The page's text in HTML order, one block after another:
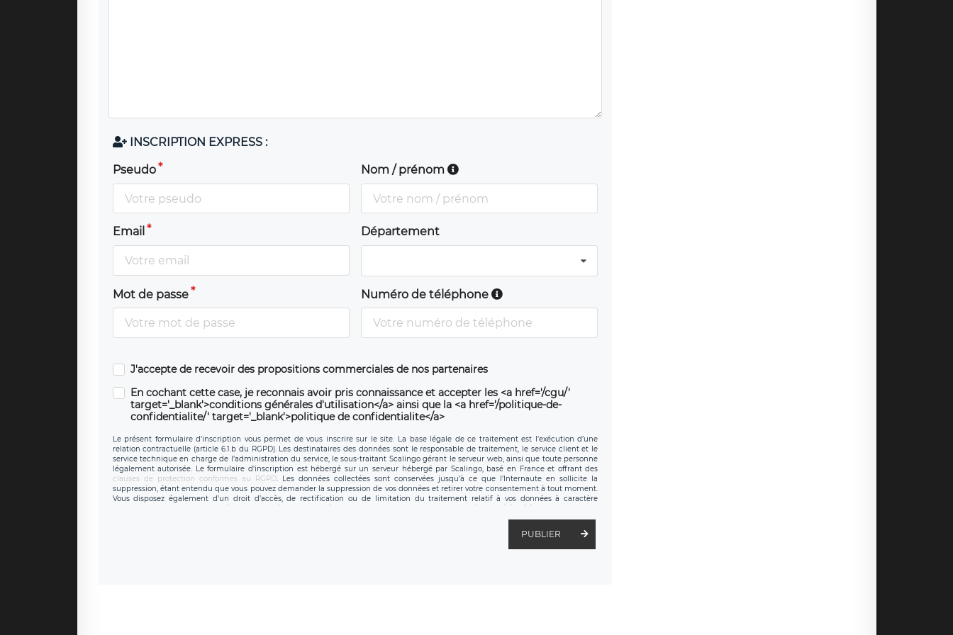
INSCRIPTION EXPRESS :
Pseudo Nom / prénom
Email Département
Mot de passe Numéro de téléphone
J'accepte de recevoir des propositions commerciales de nos partenaires
En cochant cette case, je reconnais avoir pris connaissance et accepter les <a href='/cgu/'
target='_blank'>conditions générales d'utilisation</a> ainsi que la <a href='/politique-de-
confidentialite/' target='_blank'>politique de confidentialite</a>
Le présent formulaire d’inscription vous permet de vous inscrire sur le site. La base légale de ce traitement est l’exécution d’une
relation contractuelle (article 6.1.b du RGPD). Les destinataires des données sont le responsable de traitement, le service client et le
service technique en charge de l’administration du service, le sous-traitant Scalingo gérant le serveur web, ainsi que toute personne
légalement autorisée. Le formulaire d’inscription est hébergé sur un serveur hébergé par Scalingo, basé en France et offrant des
clauses de protection conformes au RGPD. Les données collectées sont conservées jusqu’à ce que l’Internaute en sollicite la
suppression, étant entendu que vous pouvez demander la suppression de vos données et retirer votre consentement à tout moment.
Vous disposez également d’un droit d’accès, de rectification ou de limitation du traitement relatif à vos données à caractère
personnel, ainsi que d’un droit à la portabilité de vos données. Vous pouvez exercer ces droits auprès du délégué à la protection des
données de LÉGAVOX qui exerce au siège social de LÉGAVOX et est joignable à l’adresse mail suivante :
donneespersonnelles@legavox.fr. Le responsable de traitement est la société LÉGAVOX, sis 9 rue Léopold Sédar Senghor, joignable à
l’adresse mail : responsabledetraitement@legavox.fr. Vous avez également le droit d’introduire une réclamation auprès d’une autorité
PUBLIER